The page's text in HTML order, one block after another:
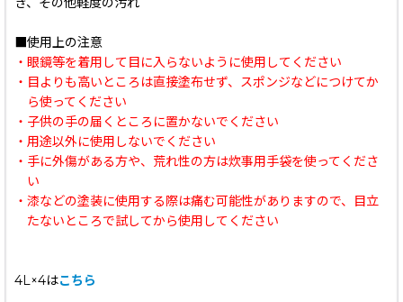
■使用上の注意
・眼鏡等を着用して目に入らないように使用してください
・目よりも高いところは直接塗布せず、スポンジなどにつけてか
ら使ってください
・子供の手の届くところに置かないでください
・用途以外に使用しないでください
・手に外傷がある方や、荒れ性の方は炊事用手袋を使ってくださ
い
・漆などの塗装に使用する際は痛む可能性がありますので、目立
たないところで試してから使用してください
4L×4はこちら